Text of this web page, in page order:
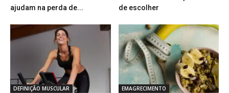
ajudam na perda de...
de escolher
DEFINIÇÃO MUSCULAR EMAGRECIMENTO